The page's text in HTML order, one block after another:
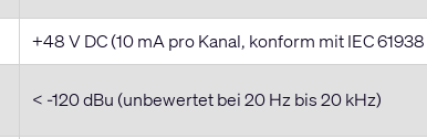
+48 V DC (10 mA pro Kanal, konform mit IEC
< -120 dBu (unbewertet bei 20 Hz bis 20 kHz)